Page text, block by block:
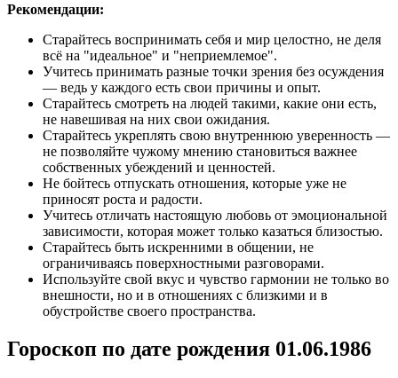
Рекомендации:
Старайтесь воспринимать себя и мир целостно, не деля
всё на "идеальное" и "неприемлемое".
Учитесь принимать разные точки зрения без осуждения
— ведь у каждого есть свои причины и опыт.
Старайтесь смотреть на людей такими, какие они есть,
не навешивая на них свои ожидания.
Старайтесь укреплять свою внутреннюю уверенность —
не позволяйте чужому мнению становиться важнее
собственных убеждений и ценностей.
Не бойтесь отпускать отношения, которые уже не
приносят роста и радости.
Учитесь отличать настоящую любовь от эмоциональной
зависимости, которая может только казаться близостью.
Старайтесь быть искренними в общении, не
ограничиваясь поверхностными разговорами.
Используйте свой вкус и чувство гармонии не только во
внешности, но и в отношениях с близкими и в
обустройстве своего пространства.
Гороскоп по дате рождения 01.06.1986